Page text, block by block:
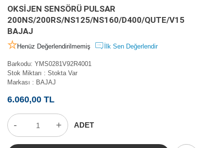
OKSİJEN SENSÖRÜ PULSAR
200NS/200RS/NS125/NS160/D400/QUTE/V15
BAJAJ
Henüz Değerlendirilmemiş İlk Sen Değerlendir
Barkodu: YMS0281V92R4001
Stok Miktarı : Stokta Var
Markası : BAJAJ
6.060,00 TL
- + ADET